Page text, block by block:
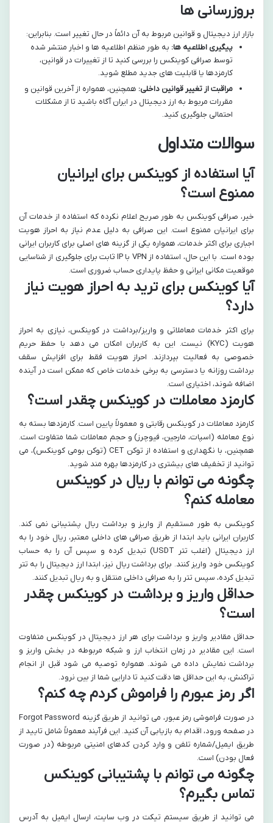
بروزرسانی ها
بازار ارز دیجیتال و قوانین مربوط به آن دائماً در حال تغییر است. بنابراین:
پیگیری اطلاعیه ها: به طور منظم اطلاعیه ها و اخبار منتشر شده
توسط صرافی کوینکس را بررسی کنید تا از تغییرات در قوانین،
کارمزدها یا قابلیت های جدید مطلع شوید.
مراقبت از تغییر قوانین داخلی: همچنین، همواره از آخرین قوانین و
مقررات مربوط به ارز دیجیتال در ایران آگاه باشید تا از مشکلات
احتمالی جلوگیری کنید.
سوالات متداول
آیا استفاده از کوینکس برای ایرانیان
ممنوع است؟
خیر، صرافی کوینکس به طور صریح اعلام نکرده که استفاده از خدمات آن
برای ایرانیان ممنوع است. این صرافی به دلیل عدم نیاز به احراز هویت
اجباری برای اکثر خدمات، همواره یکی از گزینه های اصلی برای کاربران ایرانی
بوده است. با این حال، استفاده از VPN با IP ثابت برای جلوگیری از شناسایی
موقعیت مکانی ایرانی و حفظ پایداری حساب ضروری است.
آیا کوینکس برای ترید به احراز هویت نیاز
دارد؟
برای اکثر خدمات معاملاتی و واریز/برداشت در کوینکس، نیازی به احراز
هویت (KYC) نیست. این به کاربران امکان می دهد با حفظ حریم
خصوصی به فعالیت بپردازند. احراز هویت فقط برای افزایش سقف
برداشت روزانه یا دسترسی به برخی خدمات خاص که ممکن است در آینده
اضافه شوند، اختیاری است.
کارمزد معاملات در کوینکس چقدر است؟
کارمزد معاملات در کوینکس رقابتی و معمولاً پایین است. کارمزدها بسته به
نوع معامله (اسپات، مارجین، فیوچرز) و حجم معاملات شما متفاوت است.
همچنین، با نگهداری و استفاده از توکن CET (توکن بومی کوینکس)، می
توانید از تخفیف های بیشتری در کارمزدها بهره مند شوید.
چگونه می توانم با ریال در کوینکس
معامله کنم؟
کوینکس به طور مستقیم از واریز و برداشت ریال پشتیبانی نمی کند.
کاربران ایرانی باید ابتدا از طریق صرافی های داخلی معتبر، ریال خود را به
ارز دیجیتال (اغلب تتر USDT) تبدیل کرده و سپس آن را به حساب
کوینکس خود واریز کنند. برای برداشت ریال نیز، ابتدا ارز دیجیتال را به تتر
تبدیل کرده، سپس تتر را به صرافی داخلی منتقل و به ریال تبدیل کنند.
حداقل واریز و برداشت در کوینکس چقدر
است؟
حداقل مقادیر واریز و برداشت برای هر ارز دیجیتال در کوینکس متفاوت
است. این مقادیر در زمان انتخاب ارز و شبکه مربوطه در بخش واریز و
برداشت نمایش داده می شوند. همواره توصیه می شود قبل از انجام
تراکنش، به این حداقل ها دقت کنید تا دارایی شما از بین نرود.
اگر رمز عبورم را فراموش کردم چه کنم؟
در صورت فراموشی رمز عبور، می توانید از طریق گزینه Forgot Password
در صفحه ورود، اقدام به بازیابی آن کنید. این فرآیند معمولاً شامل تایید از
طریق ایمیل/شماره تلفن و وارد کردن کدهای امنیتی مربوطه (در صورت
فعال بودن) است.
چگونه می توانم با پشتیبانی کوینکس
تماس بگیرم؟
می توانید از طریق سیستم تیکت در وب سایت، ارسال ایمیل به آدرس